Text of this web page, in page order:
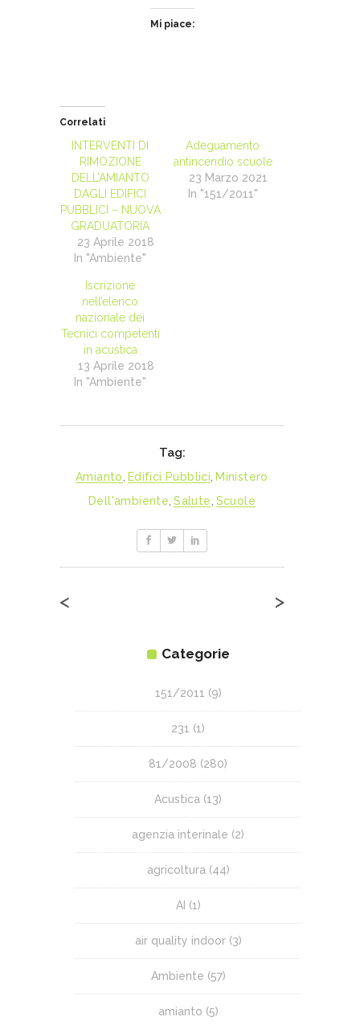
Mi piace:
Correlati
INTERVENTI DI
RIMOZIONE
DELL’AMIANTO
DAGLI EDIFICI
PUBBLICI – NUOVA
GRADUATORIA
23 Aprile 2018
In "Ambiente"
Adeguamento
antincendio scuole
23 Marzo 2021
In "151/2011"
Iscrizione
nell’elenco
nazionale dei
Tecnici competenti
in acustica
13 Aprile 2018
In "Ambiente"
Tag:
Amianto Edifici Pubblici Ministero
Dell'ambiente Salute Scuole
< >
Categorie
151/2011 (9)
231 (1)
81/2008 (280)
Acustica (13)
agenzia interinale (2)
agricoltura (44)
AI (1)
air quality indoor(3)
Ambiente (57)
amianto (5)